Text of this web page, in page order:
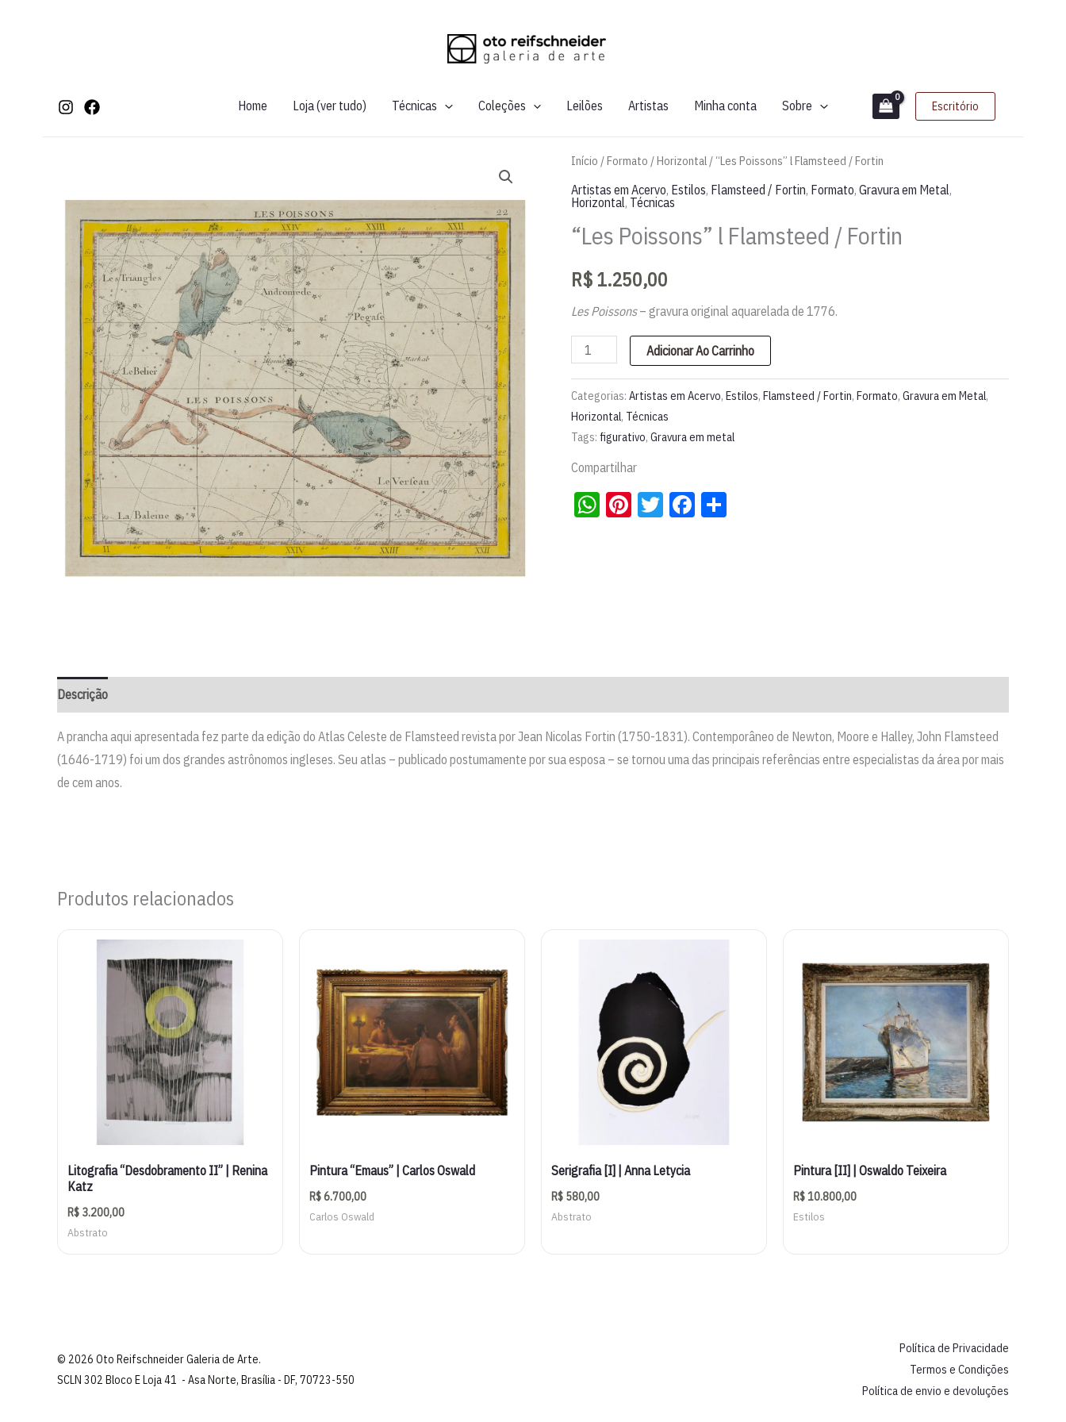
Home Loja (ver tudo) Técnicas Coleções Leilões Artistas Minha conta Sobre Escritório
Início /Formato /Horizontal / “Les Poissons” l Flamsteed / Fortin
Artistas em Acervo, Estilos, Flamsteed / Fortin, Formato, Gravura em Metal,
Horizontal, Técnicas
“Les Poissons” l Flamsteed / Fortin
R$1.250,00
Les Poissons– gravura original aquarelada de 1776.
"Les
l
Flamsteed
/
Fortin
Adicionar Ao Carrinho
Categorias: Artistas em Acervo, Estilos, Flamsteed / Fortin, Formato, Gravura em Metal,
Horizontal, Técnicas
Tags: figurativo, Gravura em metal
Compartilhar
WhatsApp
Pinterest
TwitterFacebook
Descrição
A prancha aqui apresentada fez parte da edição do Atlas Celeste de Flamsteed revista por Jean Nicolas Fortin (1750-1831). Contemporâneo de Newton, Moore e Halley, John Flamsteed
(1646-1719) foi um dos grandes astrônomos ingleses. Seu atlas – publicado postumamente por sua esposa – se tornou uma das principais referências entre especialistas da área por mais
de cem anos.
Produtos relacionados
Litografia “Desdobramento II” | Renina
Katz
R$ 3.200,00
Abstrato
Pintura “Emaus” | Carlos Oswald
R$6.700,00
Carlos Oswald
Serigrafia [I] | Anna Letycia
R$ 580,00
Abstrato
Pintura [II] | Oswaldo Teixeira
R$10.800,00
Estilos
© 2026 Oto Reifschneider Galeria de Arte.
SCLN 302 Bloco E Loja 41 - Asa Norte, Brasília - DF, 70723-550
Política de Privacidade
Termos e Condições
Política de envio e devoluções